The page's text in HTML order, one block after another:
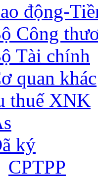
động-
Công
Tài chính
quan khác
thuế XNK
ký
CPTPP